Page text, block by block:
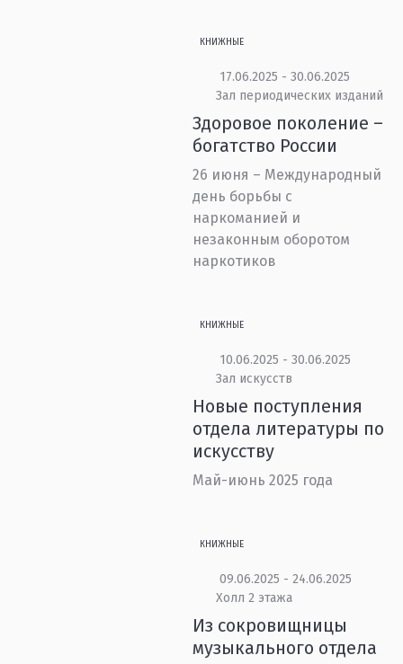
КНИЖНЫЕ
17.06.2025 - 30.06.2025
Зал периодических изданий
Здоровое поколение –
богатство России
26 июня – Международный
день борьбы с
наркоманией и
незаконным оборотом
наркотиков
КНИЖНЫЕ
10.06.2025 - 30.06.2025
Зал искусств
Новые поступления
отдела литературы по
искусству
Май-июнь 2025 года
КНИЖНЫЕ
09.06.2025 - 24.06.2025
Холл 2 этажа
Из сокровищницы
музыкального отдела